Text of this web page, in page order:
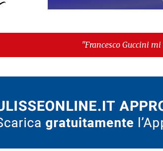
"Francesco Guccini mi insegnò che
conferma Sara Fariello.